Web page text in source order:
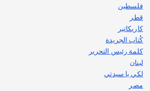
فلسطين
قطر
كاريكاتير
كُتاب الجريدة
كلمة رئيس التحرير
لبنان
لكي يا سيدتي
مصر